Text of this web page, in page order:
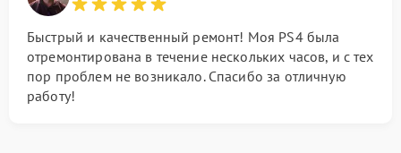
Быстрый и качественный ремонт! Моя PS4 была
отремонтирована в течение нескольких часов, и с тех
пор проблем не возникало. Спасибо за отличную
работу!